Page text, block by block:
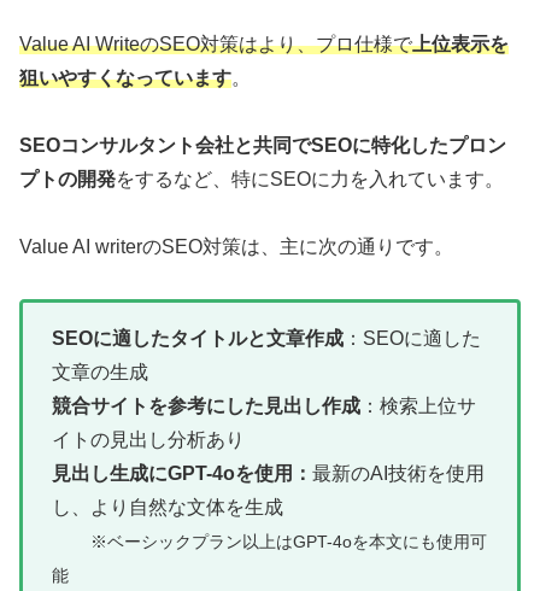
Value AI WriteのSEO対策はより、プロ仕様で上位表示を
狙いやすくなっています。
SEOコンサルタント会社と共同でSEOに特化したプロン
プトの開発をするなど、特にSEOに力を入れています。
Value AI writerのSEO対策は、主に次の通りです。
SEOに適したタイトルと文章作成 ：SEOに適した
文章の生成
競合サイトを参考にした見出し作成 ：検索上位サ
イトの見出し分析あり
見出し生成にGPT-4oを使用： 最新のAI技術を使用
し、より自然な文体を生成
※ベーシックプラン以上はGPT-4oを本文にも使用可
能